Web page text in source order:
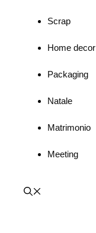
Scrap
Home decor
Packaging
Natale
Matrimonio
Meeting